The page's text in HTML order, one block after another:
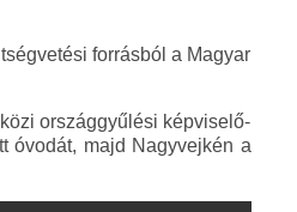
forrásból a Magyar
országgyűlési képviselő-
óvodát, majd Nagyvejkén a